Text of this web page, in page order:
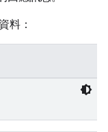
料：